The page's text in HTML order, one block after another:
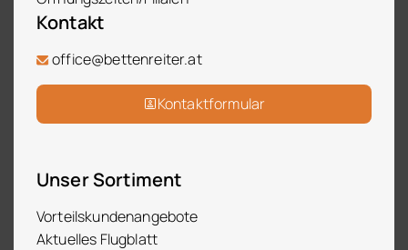
Kontakt
office@bettenreiter.at
Kontaktformular
Unser Sortiment
Vorteilskundenangebote
Aktuelles Flugblatt